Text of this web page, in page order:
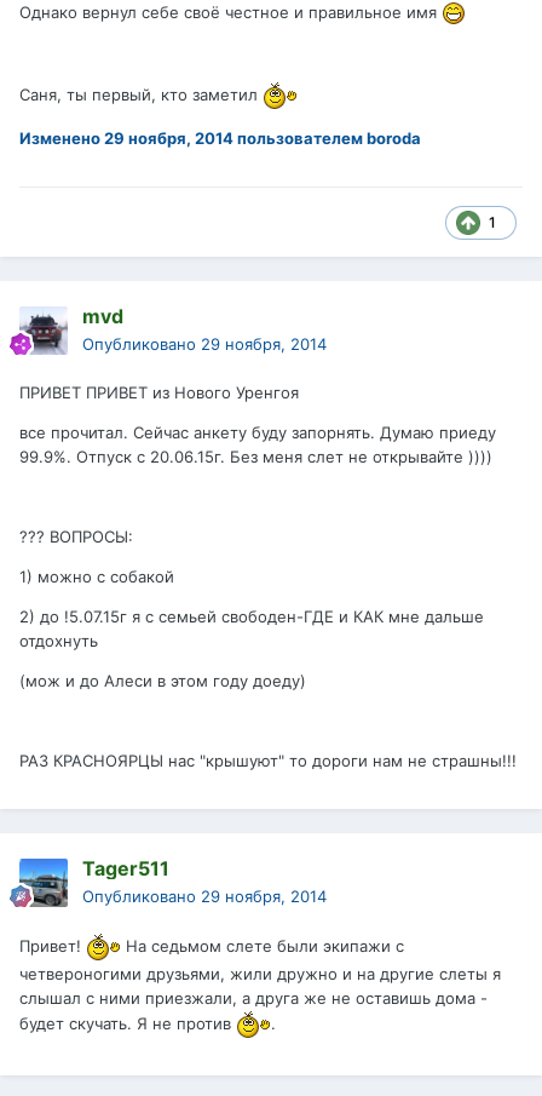
Однако вернул себе своё честное и правильное имя
Саня, ты первый, кто заметил
Изменено29 ноября, 2014пользователем boroda
1
mvd
Опубликовано 29 ноября, 2014
ПРИВЕТ ПРИВЕТ из Нового Уренгоя
все прочитал. Сейчас анкету буду запорнять. Думаю приеду
99.9%. Отпуск с 20.06.15г. Без меня слет не открывайте ))))
??? ВОПРОСЫ:
1) можно с собакой
2) до !5.07.15г я с семьей свободен-ГДЕ и КАК мне дальше
отдохнуть
(мож и до Алеси в этом году доеду)
РАЗ КРАСНОЯРЦЫ нас "крышуют" то дороги нам не страшны!!!
Tager511
Опубликовано 29 ноября, 2014
Привет!
На седьмом слете были экипажи с
четвероногими друзьями, жили дружно и на другие слеты я
слышал с ними приезжали, а друга же не оставишь дома -
будет скучать. Я не против
.